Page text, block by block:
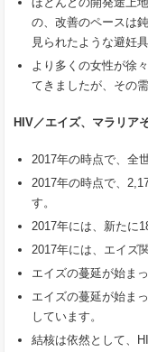
の、改善のペースは
見られたような避妊
より多くの女性が徐
てきましたが、その
HIV／エイズ、マラリア
2017年の時点で、全
2017年の時点で、
す。
2017年には、新たに
2017年には、エイズ
エイズの蔓延が始ま
エイズの蔓延が始ま
しています。
結核は依然として、